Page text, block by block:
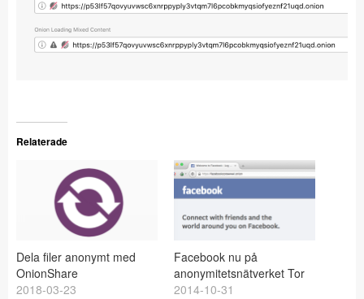
Relaterade
Dela filer anonymt med
OnionShare
2018-03-23
Facebook nu på
anonymitetsnätverket Tor
2014-10-31